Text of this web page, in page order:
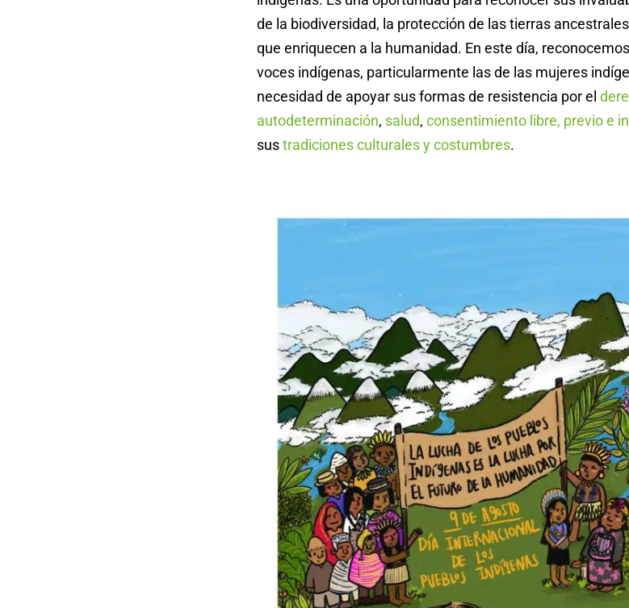
de la biodiversidad, la protección de las tierras
que enriquecen a la humanidad. En este día,
voces indígenas, particularmente las de las mujeres
necesidad de apoyar sus formas de resistencia por el
autodeterminación, salud,consentimiento libre, previo e
sustradiciones culturales y costumbres.